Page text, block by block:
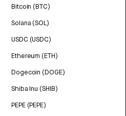
Bitcoin (BTC)
Solana (SOL)
USDC (USDC)
Ethereum (ETH)
Dogecoin (DOGE)
Shiba Inu (SHIB)
PEPE (PEPE)